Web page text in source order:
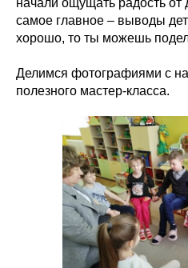
начали ощущать радость от
самое главное – выводы
хорошо, то ты можешь
Делимся фотографиями с
полезного мастер-класса.